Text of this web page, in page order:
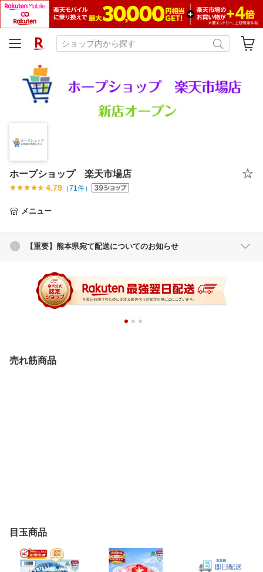
ホープショップ 楽天市場店
4.79 （71件）
メニュー
【重要】熊本県宛て配送についてのお知らせ
売れ筋商品
目玉商品